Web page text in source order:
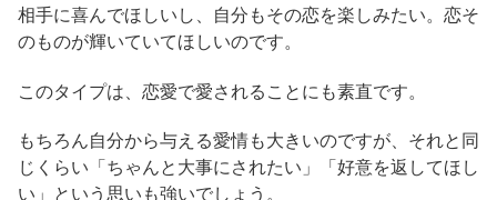
相手に喜んでほしいし、自分もその恋を楽しみたい。恋そ
のものが輝いていてほしいのです。
このタイプは、恋愛で愛されることにも素直です。
もちろん自分から与える愛情も大きいのですが、それと同
じくらい「ちゃんと大事にされたい」「好意を返してほし
い」という思いも強いでしょう。